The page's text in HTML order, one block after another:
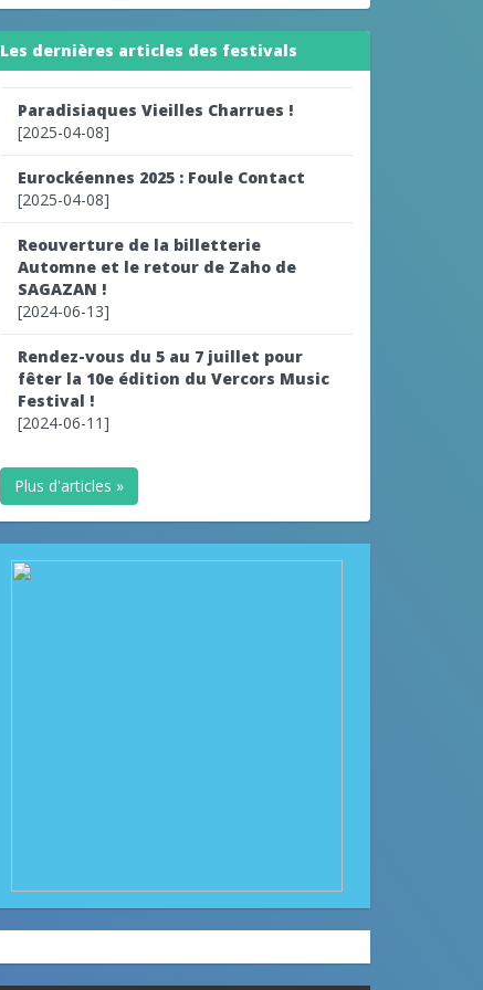
Les dernières articles des festivals
Paradisiaques Vieilles Charrues !
[2025-04-08]
Eurockéennes 2025 : Foule Contact
[2025-04-08]
Reouverture de la billetterie
Automne et le retour de Zaho de
SAGAZAN !
[2024-06-13]
Rendez-vous du 5 au 7 juillet pour
fêter la 10e édition du Vercors Music
Festival !
[2024-06-11]
Plus d'articles »